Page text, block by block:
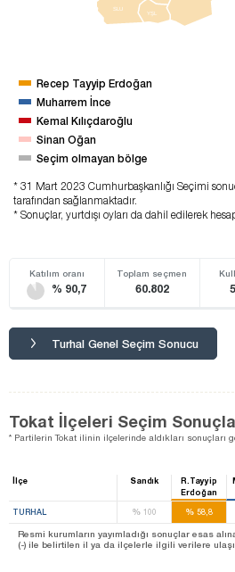
YŞL
SLU
Recep Tayyip Erdoğan
Muharrem İnce
Kemal Kılıçdaroğlu
Sinan Oğan
Seçim olmayan bölge
* 31 Mart 2023 Cumhurbaşkanlığı Seçimi
tarafından sağlanmaktadır.
* Sonuçlar, yurtdışı oyları da dahil edilerek
Katılım oranı
% 90,7
Toplam seçmen
60.802
Turhal Genel Seçim Sonucu
Tokat İlçeleri Seçim
* Partilerin Tokat ilinin ilçelerinde aldıkları sonuçları
İlçe Sandık
R.Tayyip
Erdoğan
TURHAL % 100 % 58,8
Resmi kurumların yayımladığı sonuçlar esas
(-) ile belirtilen il ya da ilçelerle ilgili verilere